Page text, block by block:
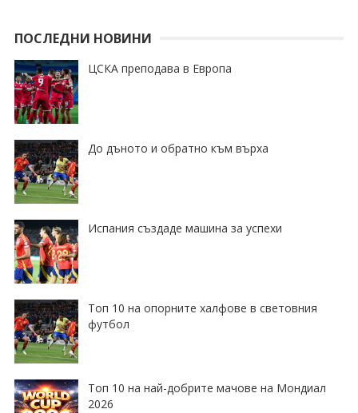
ПОСЛЕДНИ НОВИНИ
ЦСКА преподава в Европа
До дъното и обратно към върха
Испания създаде машина за успехи
Топ 10 на опорните халфове в световния
футбол
Топ 10 на най-добрите мачове на Мондиал
2026